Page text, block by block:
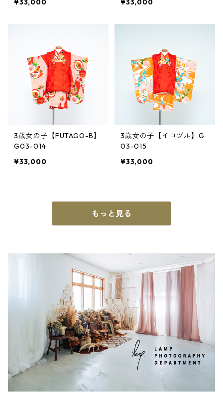
¥33,000 ¥33,000
3歳女の子【FUTAGO-B】
G03-014
¥33,000
3歳女の子【イロヅル】G
03-015
¥33,000
もっと見る